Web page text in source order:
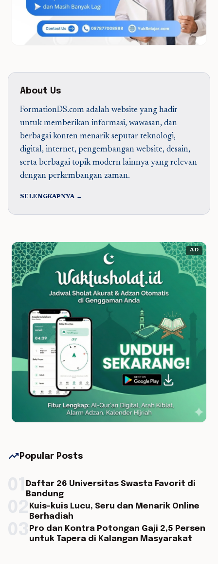
About Us
FormationDS.com adalah website yang hadir
untuk memberikan informasi, wawasan, dan
berbagai konten menarik seputar teknologi,
digital, internet, pengembangan website, desain,
serta berbagai topik modern lainnya yang relevan
dengan perkembangan zaman.
SELENGKAPNYA →
AD
trending_up Popular Posts
Daftar 26 Universitas Swasta Favorit di
Bandung
Kuis-kuis Lucu, Seru dan Menarik Online
Berhadiah
Pro dan Kontra Potongan Gaji 2,5 Persen
untuk Tapera di Kalangan Masyarakat